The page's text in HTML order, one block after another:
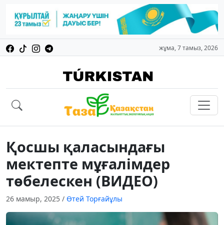
жұма, 7 тамыз, 2026
Қосшы қаласындағы
мектепте мұғалімдер
төбелескен (ВИДЕО)
26 мамыр, 2025 / Өтей Торғайұлы